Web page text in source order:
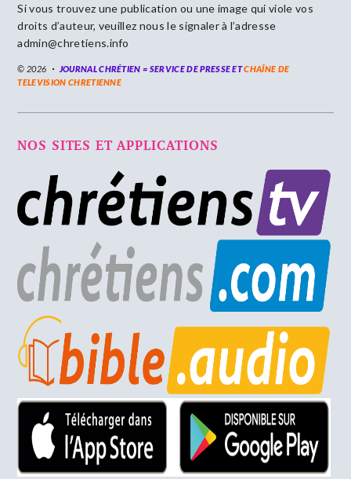
Si vous trouvez une publication ou une image qui viole vos
droits d’auteur, veuillez nous le signaler à l’adresse
admin@chretiens.info
© 2026 JOURNAL CHRÉTIEN = SERVICE DE PRESSE ETCHAÎNE DE
TELEVISION CHRETIENNE
NOS SITES ET APPLICATIONS